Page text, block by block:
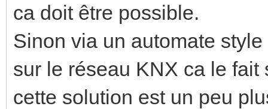
ca doit être possible.
Sinon via un automate
sur le réseau KNX ca le
cette solution est un peu